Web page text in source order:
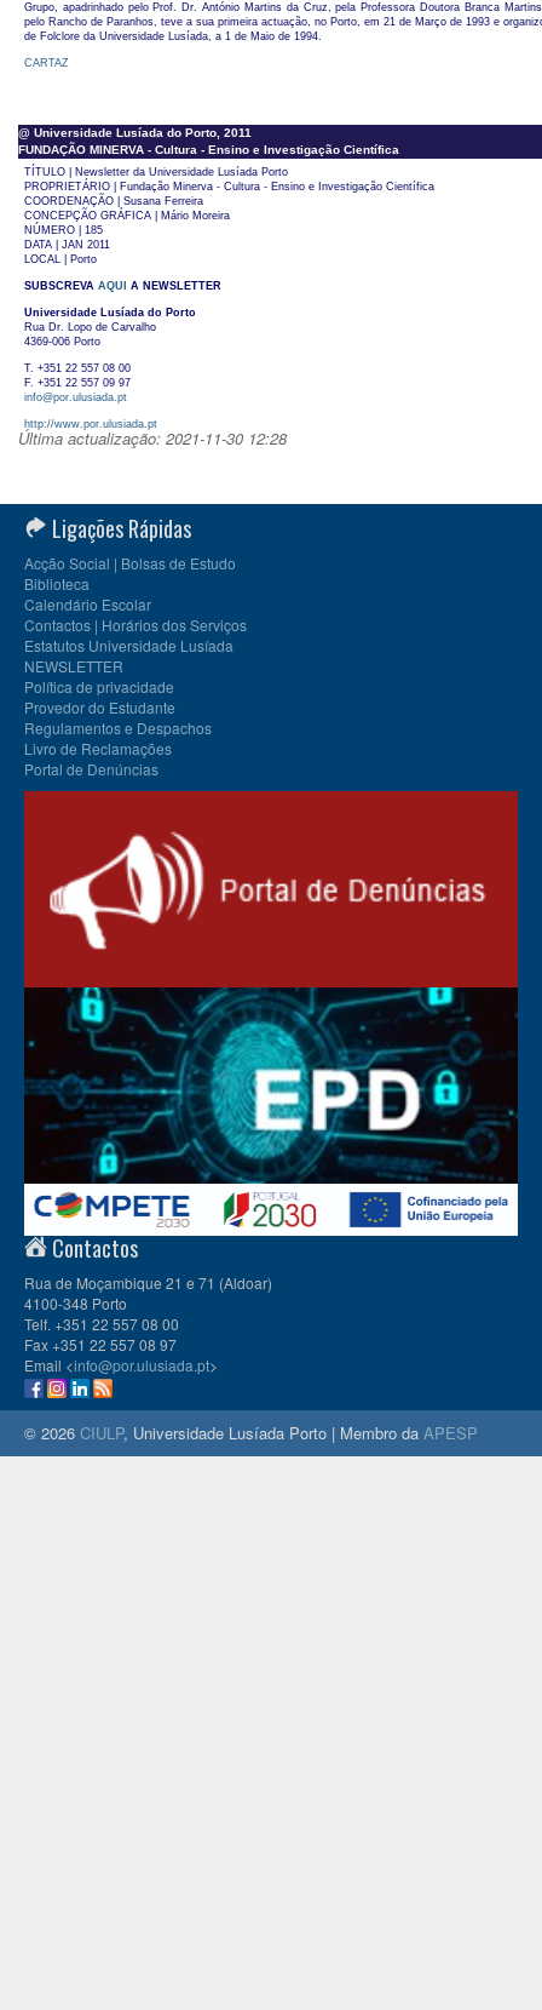
Grupo, apadrinhado pelo Prof. Dr. António Martins da Cruz, pela Professora Doutora Branca
pelo Rancho de Paranhos, teve a sua primeira actuação, no Porto, em 21 de Março de 1993 e
de Folclore da Universidade Lusíada, a 1 de Maio de 1994.
CARTAZ
@ Universidade Lusíada do Porto, 2011
FUNDAÇÃO MINERVA - Cultura - Ensino e Investigação Científica
TÍTULO | Newsletter da Universidade Lusíada Porto
PROPRIETÁRIO | Fundação Minerva - Cultura - Ensino e Investigação Científica
COORDENAÇÃO | Susana Ferreira
CONCEPÇÃO GRÁFICA | Mário Moreira
NÚMERO | 185
DATA | JAN 2011
LOCAL | Porto
SUBSCREVA AQUI A NEWSLETTER
Universidade Lusíada do Porto
Rua Dr. Lopo de Carvalho
4369-006 Porto
T. +351 22 557 08 00
F. +351 22 557 09 97
info@por.ulusiada.pt
http://www.por.ulusiada.pt
Última actualização: 2021-11-30 12:28
Ligações Rápidas
Acção Social | Bolsas de Estudo
Biblioteca
Calendário Escolar
Contactos | Horários dos Serviços
Estatutos Universidade Lusíada
NEWSLETTER
Política de privacidade
Provedor do Estudante
Regulamentos e Despachos
Livro de Reclamações
Portal de Denúncias
Contactos
Rua de Moçambique 21 e 71 (Aldoar)
4100-348 Porto
Telf. +351 22 557 08 00
Fax +351 22 557 08 97
Email <info@por.ulusiada.pt>
© 2026 CIULP, Universidade Lusíada Porto | Membro da APESP